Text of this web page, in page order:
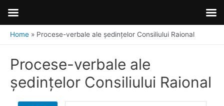
Home Procese-verbale ale ședințelor Consiliului Raional
Procese-verbale ale
ședințelor Consiliului Raional